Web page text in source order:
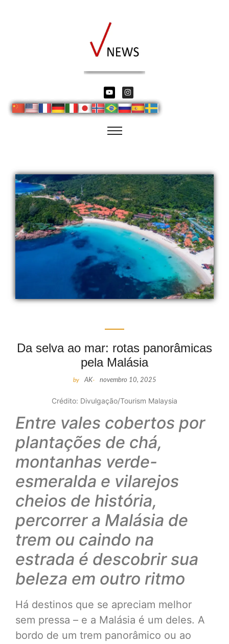
Da selva ao mar: rotas panorâmicas
pela Malásia
by AK- novembro 10, 2025
Crédito: Divulgação/Tourism Malaysia
Entre vales cobertos por
plantações de chá,
montanhas verde-
esmeralda e vilarejos
cheios de história,
percorrer a Malásia de
trem ou caindo na
estrada é descobrir sua
beleza em outro ritmo
Há destinos que se apreciam melhor
sem pressa – e a Malásia é um deles. A
bordo de um trem panorâmico ou ao